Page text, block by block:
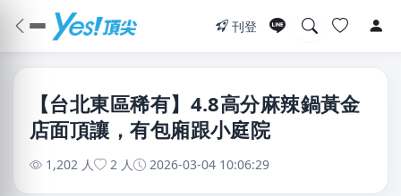
刊登
【台北東區稀有】4.8高分麻辣鍋黃金
店面頂讓，有包廂跟小庭院
1,202 人 2 人 2026-03-04 10:06:29